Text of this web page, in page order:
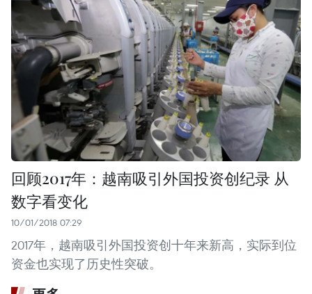
回顾2017年：越南吸引外国投资创纪录 从
数字看变化
10/01/2018 07:29
2017年，越南吸引外国投资创十年来新高，实际到位
资金也实现了历史性突破。